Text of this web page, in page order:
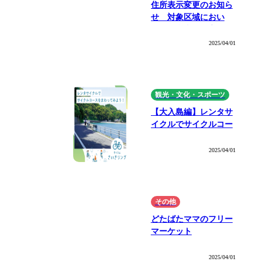
住所表示変更のお知ら
せ 対象区域におい
2025/04/01
観光・文化・スポーツ
【大入島編】レンタサ
イクルでサイクルコー
2025/04/01
その他
どたばたママのフリー
マーケット
2025/04/01